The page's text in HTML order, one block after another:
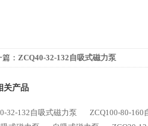
： ZCQ40-32-132自吸式磁力泵
关产品
32-132自吸式磁力泵 ZCQ100-80-160